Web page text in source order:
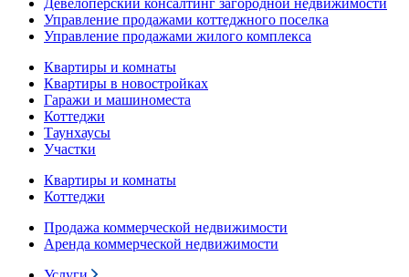
Девелоперский консалтинг загородной недвижимости
Управление продажами коттеджного поселка
Управление продажами жилого комплекса
Квартиры и комнаты
Квартиры в новостройках
Гаражи и машиноместа
Коттеджи
Таунхаусы
Участки
Квартиры и комнаты
Коттеджи
Продажа коммерческой недвижимости
Аренда коммерческой недвижимости